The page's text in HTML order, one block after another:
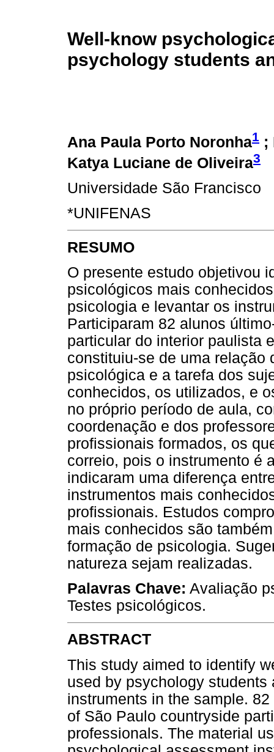
Well-know
psychology students
Ana Paula Porto Noronha1 ;
Katya Luciane de Oliveira3
Universidade São Francisco
*UNIFENAS
RESUMO
O presente estudo objetivou
psicológicos mais
psicologia e levantar os
Participaram 82 alunos
particular do interior paulista
constituiu-se de uma relação
psicológica e a tarefa dos
conhecidos, os utilizados, e
no próprio período de aula,
coordenação e dos
profissionais formados, os
correio, pois o instrumento é
indicaram uma diferença
instrumentos mais
profissionais. Estudos
mais conhecidos são
formação de psicologia.
natureza sejam realizadas.
Palavras Chave: Avaliação
Testes psicológicos.
ABSTRACT
This study aimed to identify
used by psychology
instruments in the sample.
of São Paulo countryside
professionals. The material